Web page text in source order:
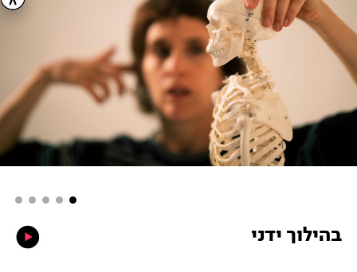
בהילוך ידני